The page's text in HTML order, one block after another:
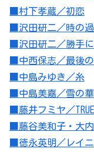
■村下孝蔵／初恋
■沢田研二／時の
■沢田研二／勝手
■中西保志／最後
■中島みゆき／糸
■中島美嘉／雪の華
■藤井フミヤ／
■藤谷美和子・大
■徳永英明／レイ